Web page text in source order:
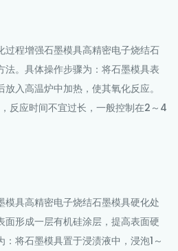
程增强石墨模具高精密电子烧结石
。具体操作步骤为：将石墨模具表
入高温炉中加热，使其氧化反应。
应时间不宜过长，一般控制在2～4
具高精密电子烧结石墨模具硬化处
形成一层有机硅涂层，提高表面硬
将石墨模具置于浸渍液中，浸泡1～